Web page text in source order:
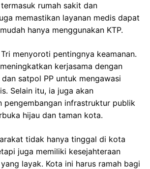
rumah sakit dan
memastikan layanan medis dapat
hanya menggunakan KTP.
menyoroti pentingnya keamanan.
kerjasama dengan
satpol PP untuk mengawasi
Selain itu, ia juga akan
pengembangan infrastruktur publik
hijau dan taman kota.
tidak hanya tinggal di kota
juga memiliki kesejahteraan
layak. Kota ini harus ramah bagi